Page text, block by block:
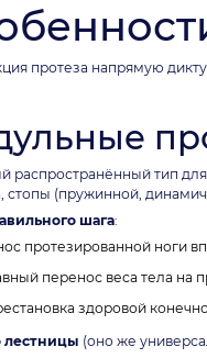
протеза напрямую
распространённый тип
стопы (пружинной,
шага:
протезированной ноги
перенос веса тела на
здоровой
лестницы (оно же